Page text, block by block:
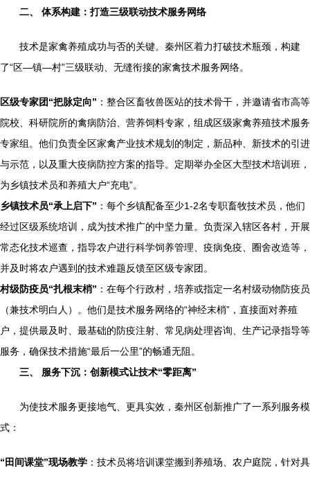
二、 体系构建：打造三级联动技术服务网络
技术是家禽养殖成功与否的关键。秦州区着力打破技术瓶颈，构建
了“区—镇—村”三级联动、无缝衔接的家禽技术服务网络。
区级专家团“把脉定向” ：整合区畜牧兽医站的技术骨干，并邀请省市高等
院校、科研院所的禽病防治、营养饲料专家，组成区级家禽养殖技术服务
专家组。他们负责全区家禽产业技术规划的制定，新品种、新技术的引进
与示范，以及重大疫病防控方案的指导。定期举办全区大型技术培训班，
为乡镇技术员和养殖大户“充电”。
乡镇技术员“承上启下” ：每个乡镇配备至少1-2名专职畜牧技术员，他们
经过区级系统培训，成为技术推广的中坚力量。负责深入辖区各村，开展
常态化技术巡查，指导农户进行科学饲养管理、疫病免疫、圈舍改造等，
并及时将农户遇到的技术难题反馈至区级专家团。
村级防疫员“扎根末梢” ：在每个行政村，培养或指定一名村级动物防疫员
（兼技术明白人）。他们是技术服务网络的“神经末梢”，直接面对养殖
户，提供最及时、最基础的防疫注射、常见病处理咨询、生产记录指导等
服务，确保技术措施“最后一公里”的畅通无阻。
三、 服务下沉：创新模式让技术“零距离”
为使技术服务更接地气、更具实效，秦州区创新推广了一系列服务模
式：
“田间课堂”现场教学 ：技术员将培训课堂搬到养殖场、农户庭院，针对具